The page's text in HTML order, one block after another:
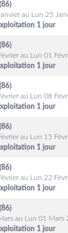
au Lun 25
1 jour
au Lun 01
1 jour
au Lun 08
1 jour
au Lun 15
1 jour
au Lun 22
1 jour
au Lun 01 Mars
1 jour